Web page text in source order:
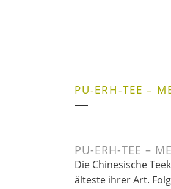
PU-ERH-TEE –
PU-ERH-TEE –
Die Chinesische
älteste ihrer Art.